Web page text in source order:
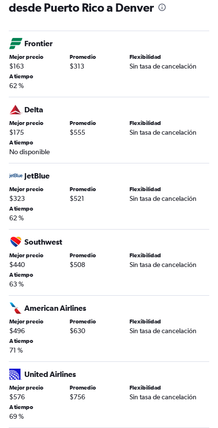
desde Puerto Rico a Denver
Frontier
Mejor precio
$163
Promedio
$313
Flexibilidad
Sin tasa de cancelación
A tiempo
62 %
Delta
Mejor precio
$175
Promedio
$555
Flexibilidad
Sin tasa de cancelación
A tiempo
No disponible
JetBlue
Mejor precio
$323
Promedio
$521
Flexibilidad
Sin tasa de cancelación
A tiempo
62 %
Southwest
Mejor precio
$440
Promedio
$508
Flexibilidad
Sin tasa de cancelación
A tiempo
63 %
American Airlines
Mejor precio
$496
Promedio
$630
Flexibilidad
Sin tasa de cancelación
A tiempo
71 %
United Airlines
Mejor precio
$576
Promedio
$756
Flexibilidad
Sin tasa de cancelación
A tiempo
69 %